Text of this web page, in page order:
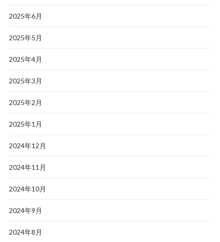
2025年6月
2025年5月
2025年4月
2025年3月
2025年2月
2025年1月
2024年12月
2024年11月
2024年10月
2024年9月
2024年8月